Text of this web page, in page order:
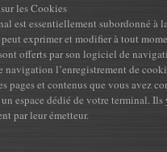
les Cookies
est essentiellement subordonné à
exprimer et modifier à tout
offerts par son logiciel de
l’enregistrement de
pages et contenus que vous avez
espace dédié de votre terminal. Ils
par leur émetteur.